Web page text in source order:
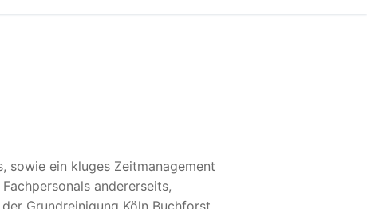
sowie ein kluges Zeitmanagement
andererseits,
Grundreinigung Köln Buchforst